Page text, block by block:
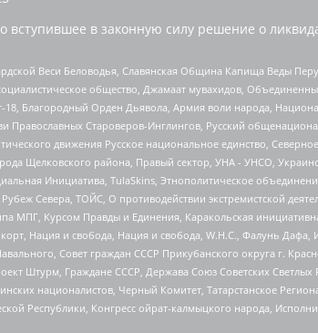
в законную силу решение о
Веси Беловодья, Славянская Община Капища Веды
общество, Джамаат мувахидов,
Благородный Орден Дьявола, Армия воли народа,
Православных Староверов-Инглингов, Русский
движения Русское национальное единство,
Щелковского района, Правый сектор, УНА - УНСО,
Инициатива, TulaSkins, Этнополитическое
Севера, ТОЙС, О противодействии экстремистской
МПГ, Курсом Правды и Единения, Каракольская
Нация и свобода, Нация и свобода, W.H.С., Фалунь
Совет граждан СССР Прикубанского округа г.
Штурм, Граждане СССР, Держава Союз Советских Светлых
националистов, Черный Комитет, Татарстанское
Республики, Конгресс ойрат-калмыцкого народа,